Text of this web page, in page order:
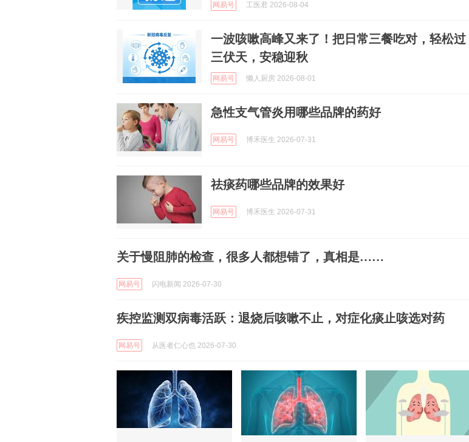
网易号 工医君 2026-08-04
一波咳嗽高峰又来了！把日常三餐吃对，轻松过
三伏天，安稳迎秋
网易号 懒人厨房 2026-08-01
急性支气管炎用哪些品牌的药好
网易号 博禾医生 2026-07-31
祛痰药哪些品牌的效果好
网易号 博禾医生 2026-07-31
关于慢阻肺的检查，很多人都想错了，真相是……
网易号 闪电新闻 2026-07-30
疾控监测双病毒活跃：退烧后咳嗽不止，对症化痰止咳选对药
网易号 从医者仁心也 2026-07-30